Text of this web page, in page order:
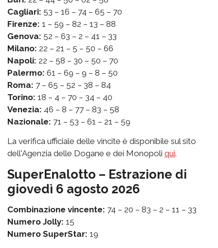
Cagliari: 53 – 16 – 74 – 65 – 70
Firenze: 1 – 59 – 82 – 13 – 88
Genova: 52 – 63 – 2 – 41 – 33
Milano: 22 – 21 – 5 – 50 – 66
Napoli: 22 – 58 – 30 – 50 – 70
Palermo: 61 – 69 – 9 – 8 – 50
Roma: 7 – 65 – 52 – 38 – 84
Torino: 18 – 4 – 70 – 34 – 40
Venezia: 46 – 8 – 77 – 83 – 58
Nazionale: 71 – 53 – 61 – 21 – 59
La verifica ufficiale delle vincite è disponibile sul sito
dell'Agenzia delle Dogane e dei Monopoli qui.
SuperEnalotto – Estrazione di
giovedì 6 agosto 2026
Combinazione vincente: 74 – 20 – 83 – 2 – 11 – 33
Numero Jolly: 15
Numero SuperStar: 19